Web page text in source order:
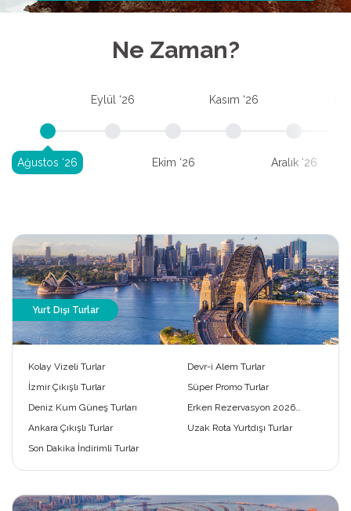
Ne Zaman?
Ağustos ‘26
Eylül ‘26
Ekim ‘26
Kasım ‘26
Aralık ‘26
Yurt Dışı Turlar
Kolay Vizeli Turlar
Devr-i Alem Turlar
İzmir Çıkışlı Turlar
Süper Promo Turlar
Deniz Kum Güneş Turları
Erken Rezervasyon 2026
Ankara Çıkışlı Turlar
Uzak Rota Yurtdışı Turlar
Son Dakika İndirimli Turlar